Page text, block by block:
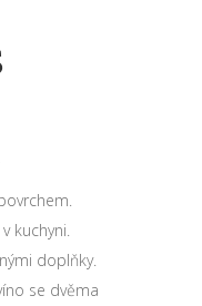
kuchyni.
doplňky.
se dvěma